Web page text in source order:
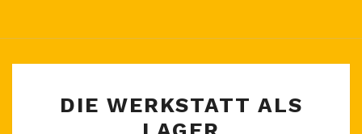
WERKSTATT
ALS
DIE WERKSTATT ALS